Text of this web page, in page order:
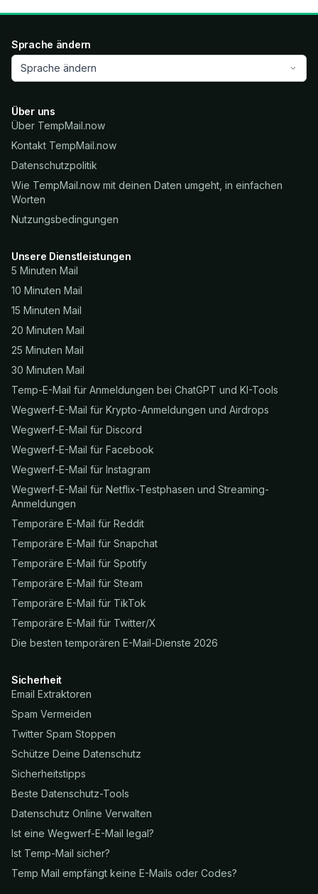
Sprache ändern
Sprache ändern
Über uns
Über TempMail.now
Kontakt TempMail.now
Datenschutzpolitik
Wie TempMail.now mit deinen Daten umgeht, in einfachen
Worten
Nutzungsbedingungen
Unsere Dienstleistungen
5 Minuten Mail
10 Minuten Mail
15 Minuten Mail
20 Minuten Mail
25 Minuten Mail
30 Minuten Mail
Temp-E-Mail für Anmeldungen bei ChatGPT und KI-Tools
Wegwerf-E-Mail für Krypto-Anmeldungen und Airdrops
Wegwerf-E-Mail für Discord
Wegwerf-E-Mail für Facebook
Wegwerf-E-Mail für Instagram
Wegwerf-E-Mail für Netflix-Testphasen und Streaming-
Anmeldungen
Temporäre E-Mail für Reddit
Temporäre E-Mail für Snapchat
Temporäre E-Mail für Spotify
Temporäre E-Mail für Steam
Temporäre E-Mail für TikTok
Temporäre E-Mail für Twitter/X
Die besten temporären E-Mail-Dienste 2026
Sicherheit
Email Extraktoren
Spam Vermeiden
Twitter Spam Stoppen
Schütze Deine Datenschutz
Sicherheitstipps
Beste Datenschutz-Tools
Datenschutz Online Verwalten
Ist eine Wegwerf-E-Mail legal?
Ist Temp-Mail sicher?
Temp Mail empfängt keine E-Mails oder Codes?